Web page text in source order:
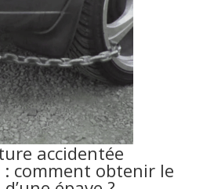
accidentée
comment obtenir le